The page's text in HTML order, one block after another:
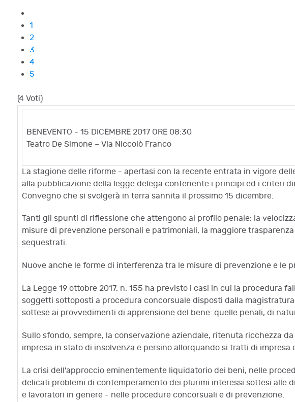
1
2
3
4
5
(4 Voti)
BENEVENTO - 15 DICEMBRE 2017 ORE 08:30
Teatro De Simone – Via Niccolò Franco
La stagione delle riforme - apertasi con la recente entrata in vigore
alla pubblicazione della legge delega contenente i principi ed i criteri
Convegno che si svolgerà in terra sannita il prossimo 15 dicembre.
Tanti gli spunti di riflessione che attengono al profilo penale: la
misure di prevenzione personali e patrimoniali, la maggiore
sequestrati.
Nuove anche le forme di interferenza tra le misure di prevenzione e le
La Legge 19 ottobre 2017, n. 155 ha previsto i casi in cui la procedura
soggetti sottoposti a procedura concorsuale disposti dalla
sottese ai provvedimenti di apprensione del bene: quelle penali, di
Sullo sfondo, sempre, la conservazione aziendale, ritenuta ricchezza
impresa in stato di insolvenza e persino allorquando si tratti di impresa
La crisi dell'approccio eminentemente liquidatorio dei beni, nelle
delicati problemi di contemperamento dei plurimi interessi sottesi
e lavoratori in genere - nelle procedure concorsuali e di prevenzione.